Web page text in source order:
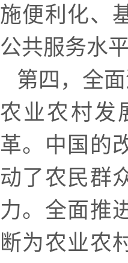
施便利化、
公共服务水
第四，全
农业农村发
革。中国的
动了农民群
力。全面推
断为农业农